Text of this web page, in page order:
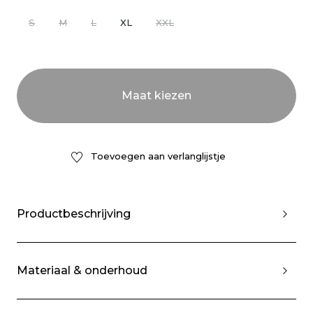
S M L XL XXL
Toevoegen aan verlanglijstje
Productbeschrijving
Materiaal & onderhoud